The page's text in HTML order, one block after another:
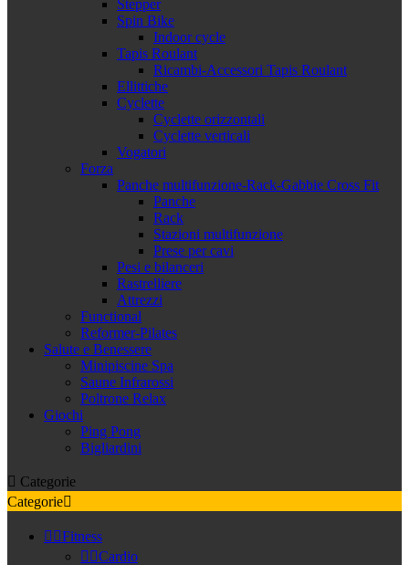
Stepper
Spin Bike
Indoor cycle
Tapis Roulant
Ricambi-Accessori Tapis Roulant
Ellittiche
Cyclette
Cyclette orizzontali
Cyclette verticali
Vogatori
Forza
Panche multifunzione-Rack-Gabbie Cross Fit
Panche
Rack
Stazioni multifunzione
Prese per cavi
Pesi e bilanceri
Rastrelliere
Attrezzi
Functional
Reformer-Pilates
Salute e Benessere
Minipiscine Spa
Saune Infrarossi
Poltrone Relax
Giochi
Ping Pong
Bigliardini
 Categorie
Categorie
 Fitness
 Cardio